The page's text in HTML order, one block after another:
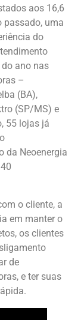
aos 16,6
passado, uma
do
ano nas
–
(BA),
(SP/MS) e
55 lojas já
da Neoenergia
o cliente, a
em manter o
os clientes
de
e ter suas